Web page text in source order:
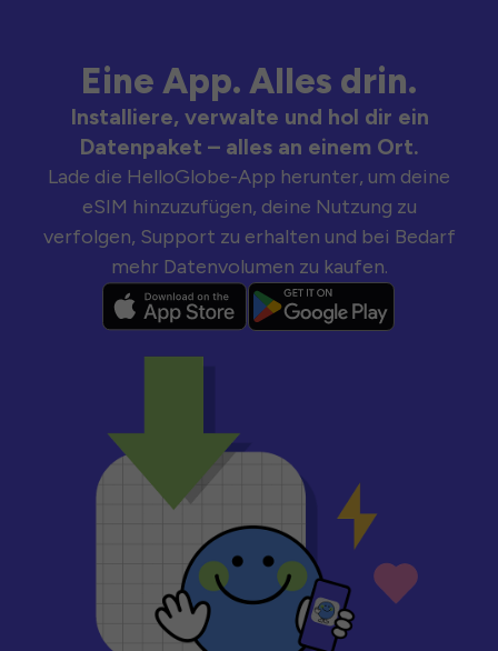
Eine App. Alles drin.
Installiere, verwalte und hol dir ein
Datenpaket – alles an einem Ort.
Lade die HelloGlobe-App herunter, um deine
eSIM hinzuzufügen, deine Nutzung zu
verfolgen, Support zu erhalten und bei Bedarf
mehr Datenvolumen zu kaufen.